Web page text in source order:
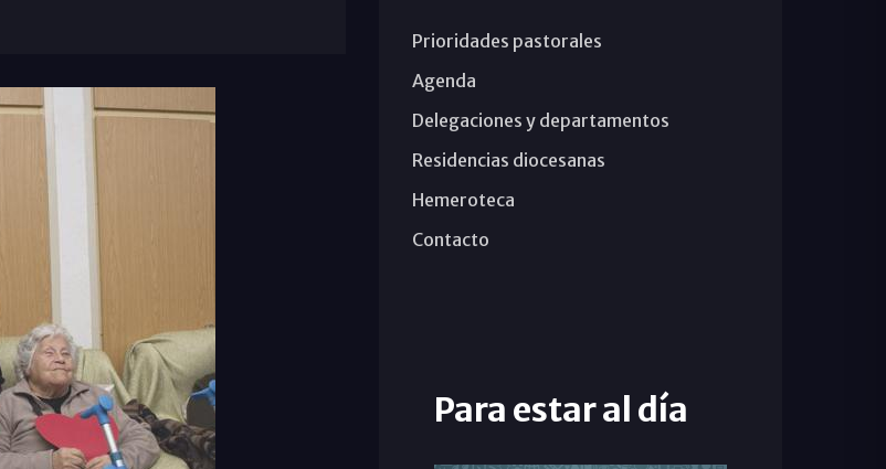
Prioridades pastorales
Agenda
Delegaciones y departamentos
Residencias diocesanas
Hemeroteca
Contacto
Para estar al día